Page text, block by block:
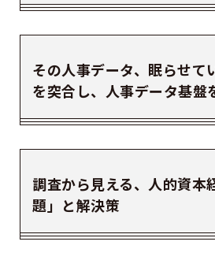
その人事データ、眠らせて
を突合し、人事データ基盤
調査から見える、人的資本
題」と解決策